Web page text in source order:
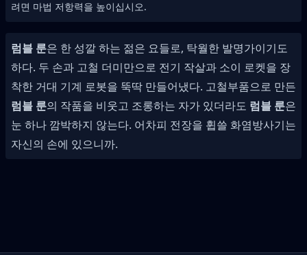
려면 마법 저항력을 높이십시오.
럼블 룬은 한 성깔 하는 젊은 요들로, 탁월한 발명가이기도
하다. 두 손과 고철 더미만으로 전기 작살과 소이 로켓을 장
착한 거대 기계 로봇을 뚝딱 만들어냈다. 고철부품으로 만든
럼블 룬의 작품을 비웃고 조롱하는 자가 있더라도 럼블 룬은
눈 하나 깜박하지 않는다. 어차피 전장을 휩쓸 화염방사기는
자신의 손에 있으니까.